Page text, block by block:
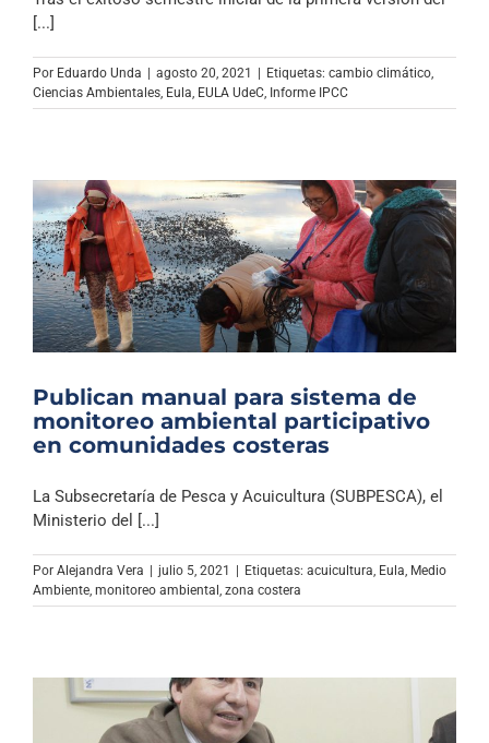
[...]
Por Eduardo Unda agosto 20, 2021 Etiquetas: cambio climático,
Ciencias Ambientales, Eula, EULA UdeC, Informe IPCC
Publican manual para sistema de
monitoreo ambiental participativo
en comunidades costeras
La Subsecretaría de Pesca y Acuicultura (SUBPESCA), el
Ministerio del [...]
Por Alejandra Vera | julio 5, 2021 | Etiquetas: acuicultura, Eula, Medio
Ambiente, monitoreo ambiental, zona costera